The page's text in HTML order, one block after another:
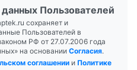
Пользователей
сохраняет и
Пользователей в
РФ от 27.07.2006 года
на основании Согласия.
соглашении и Политике